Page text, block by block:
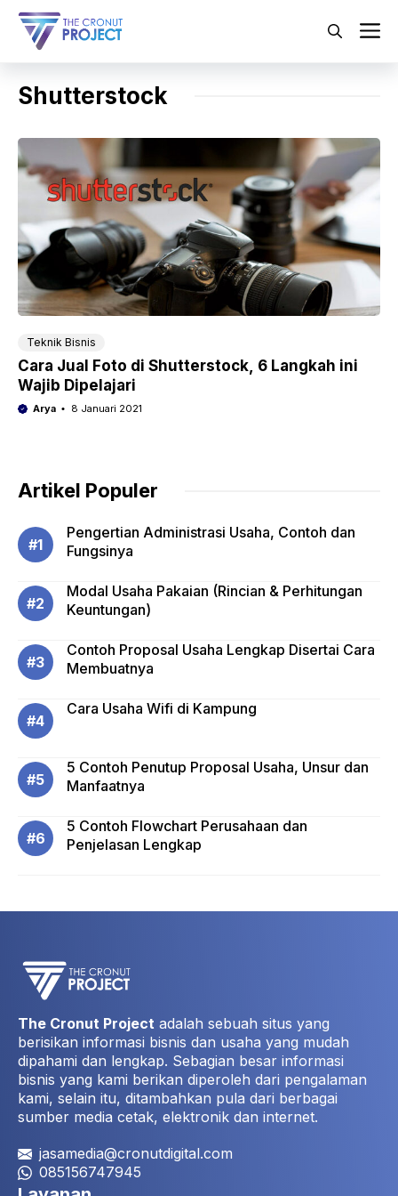
Langsung
Shutterstock
Teknik Bisnis
Cara Jual Foto di Shutterstock, 6 Langkah ini
Wajib Dipelajari
Arya 8 Januari 2021
Artikel Populer
Pengertian Administrasi Usaha, Contoh dan
Fungsinya
Modal Usaha Pakaian (Rincian & Perhitungan
Keuntungan)
Contoh Proposal Usaha Lengkap Disertai Cara
Membuatnya
Cara Usaha Wifi di Kampung
5 Contoh Penutup Proposal Usaha, Unsur dan
Manfaatnya
5 Contoh Flowchart Perusahaan dan
Penjelasan Lengkap
The Cronut Project adalah sebuah situs yang
berisikan informasi bisnis dan usaha yang mudah
dipahami dan lengkap. Sebagian besar informasi
bisnis yang kami berikan diperoleh dari pengalaman
kami, selain itu, ditambahkan pula dari berbagai
sumber media cetak, elektronik dan internet.
jasamedia@cronutdigital.com
085156747945